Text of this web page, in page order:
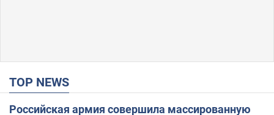
TOP NEWS
Российская армия совершила массированную